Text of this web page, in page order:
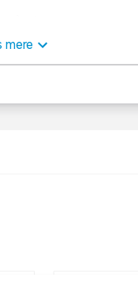
blå søstjerne og
mere